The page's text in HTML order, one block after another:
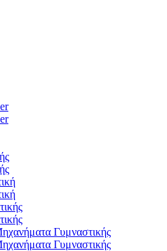
Γυμναστικής
Γυμναστικής